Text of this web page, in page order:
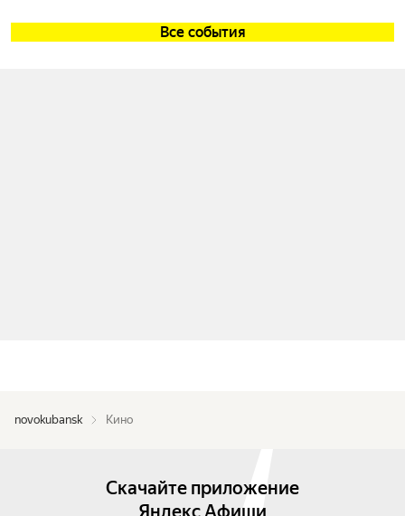
Все события
novokubansk Кино
Скачайте приложение
Яндекс Афиши